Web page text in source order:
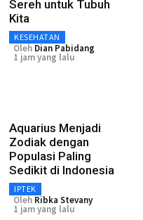
Sereh untuk Tubuh
Kita
KESEHATAN
Oleh Dian Pabidang
1 jam yang lalu
Aquarius Menjadi
Zodiak dengan
Populasi Paling
Sedikit di Indonesia
IPTEK
Oleh Ribka Stevany
1 jam yang lalu